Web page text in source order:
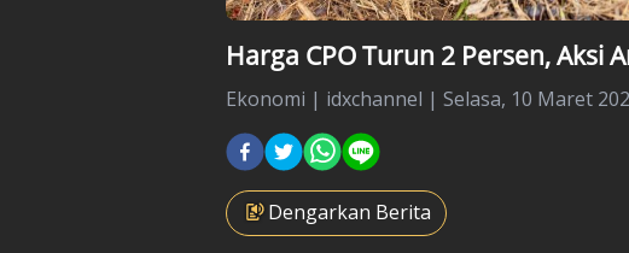
Harga CPO Turun 2 Persen, Aksi
Ekonomi | idxchannel | Selasa, 10 Maret
Dengarkan Berita